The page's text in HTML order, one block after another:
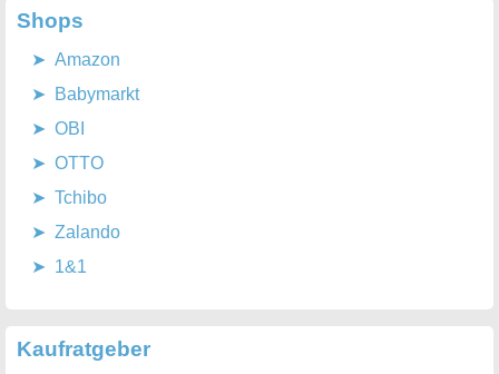
Shops
Amazon
Babymarkt
OBI
OTTO
Tchibo
Zalando
1&1
Kaufratgeber